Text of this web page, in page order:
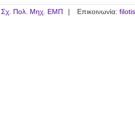
Σχ. Πολ. Μηχ. ΕΜΠ Επικοινωνία: